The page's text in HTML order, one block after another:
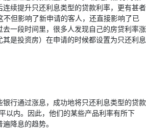
续提升只还利息类型的贷款利率，更有甚者
不但影响了新申请的客人，还直接影响了已
一段时间里，很多人发现自己的房贷利率涨
是投资房）在申请的时候都设置为只还利息
行通过涨息，成功地将只还利息类型的贷款
以内。因此，他们的某些产品利率有所下
降息的趋势。